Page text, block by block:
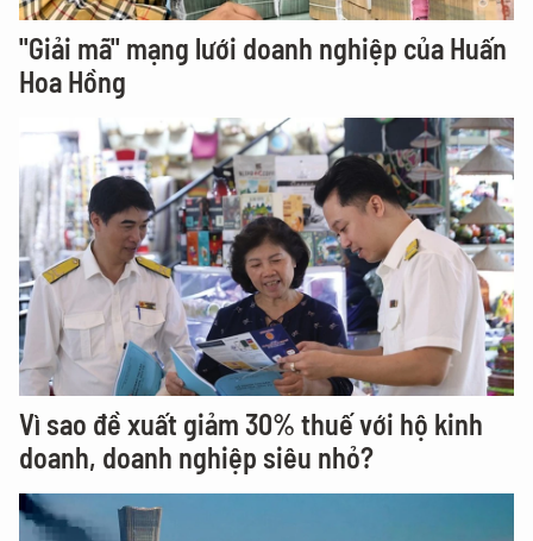
"Giải mã" mạng lưới doanh nghiệp của Huấn
Hoa Hồng
Vì sao đề xuất giảm 30% thuế với hộ kinh
doanh, doanh nghiệp siêu nhỏ?